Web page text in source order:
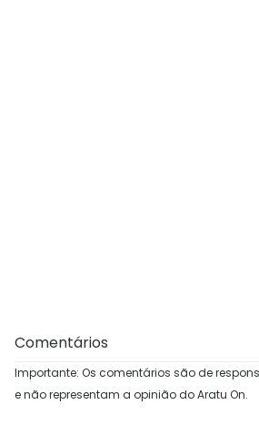
Comentários
Importante: Os comentários são de
e não representam a opinião do Aratu On.